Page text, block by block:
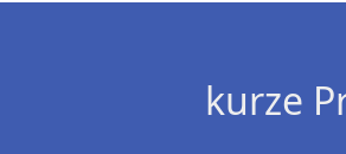
kurze